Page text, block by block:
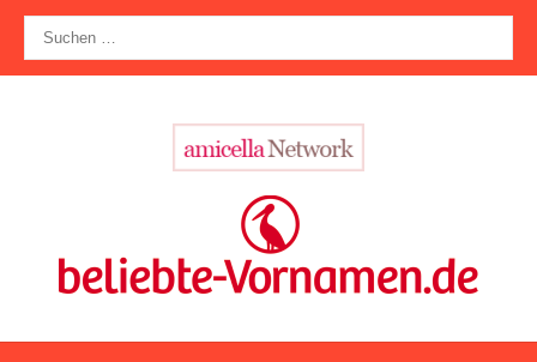
Zum
Inhalt
springen
nach: